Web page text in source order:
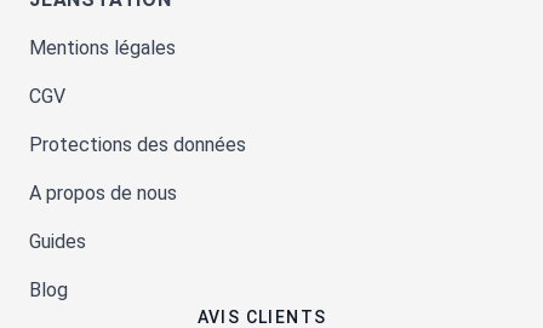
Mentions légales
CGV
Protections des données
A propos de nous
Guides
Blog
AVIS CLIENTS